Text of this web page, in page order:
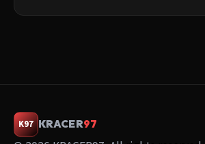
K97 KRACER97